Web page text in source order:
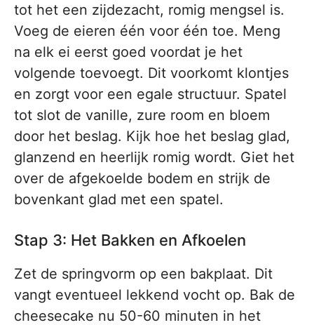
tot het een zijdezacht, romig mengsel is.
Voeg de eieren één voor één toe. Meng
na elk ei eerst goed voordat je het
volgende toevoegt. Dit voorkomt klontjes
en zorgt voor een egale structuur. Spatel
tot slot de vanille, zure room en bloem
door het beslag. Kijk hoe het beslag glad,
glanzend en heerlijk romig wordt. Giet het
over de afgekoelde bodem en strijk de
bovenkant glad met een spatel.
Stap 3: Het Bakken en Afkoelen
Zet de springvorm op een bakplaat. Dit
vangt eventueel lekkend vocht op. Bak de
cheesecake nu 50-60 minuten in het